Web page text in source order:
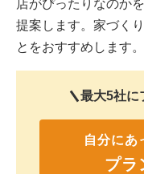
店がぴったりなのか
提案します。家づく
とをおすすめします。
最大5社に
自分にあ
プラ